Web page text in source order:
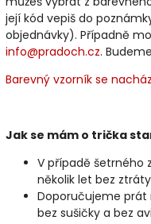
její kód vepiš do
objednávky). Případně
info@pradoch.cz.
Barevný vzorník se
Jak se mám o trička
V případě šetrného
několik let bez
Doporučujeme prát
bez sušičky a bez